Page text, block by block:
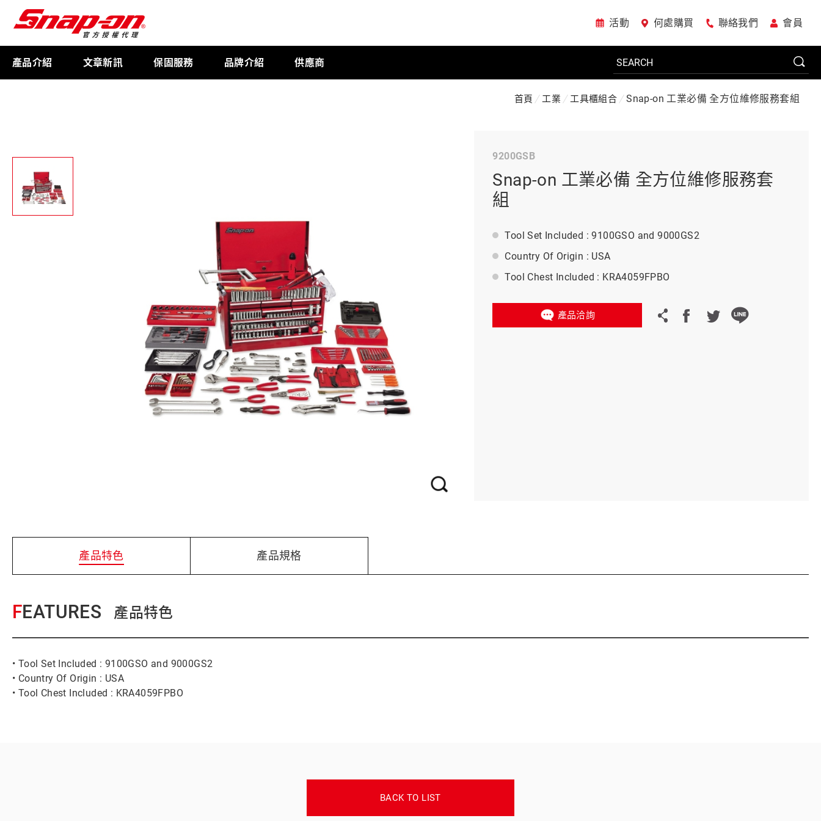
活動 何處購買 聯絡我們 會員
產品介紹
美國JohnBean設備
美國藍點 Blue-Point BAHCO 瑞典魚牌 義大利 Bike-Lift
文章新訊 保固服務 品牌介紹 供應商
首頁 工業 工具櫃組合 Snap-on 工業必備 全方位維修服務套組
9200GSB
Snap-on 工業必備 全方位維修服務套
組
Tool Set Included : 9100GSO and 9000GS2
Country Of Origin : USA
Tool Chest Included : KRA4059FPBO
產品洽詢
產品特色 產品規格
FEATURES 產品特色
• Tool Set Included : 9100GSO and 9000GS2
• Country Of Origin : USA
• Tool Chest Included : KRA4059FPBO
BACK TO LIST